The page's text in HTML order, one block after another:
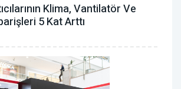
Klima, Vantilatör ‎ve
5 Kat Arttı